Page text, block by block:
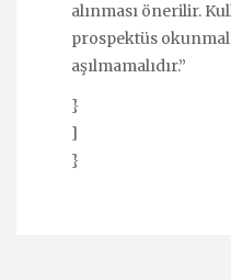
alınması önerilir.
prospektüs
aşılmamalıdır.”
}
]
}